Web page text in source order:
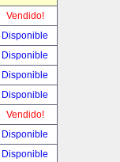
Vendido!
Disponible
Disponible
Disponible
Disponible
Vendido!
Disponible
Disponible